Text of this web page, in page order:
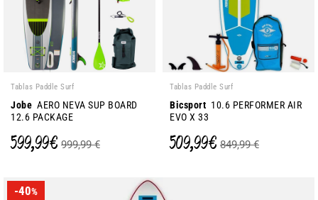
Tablas Paddle Surf
Jobe AERO NEVA SUP BOARD
12.6 PACKAGE
599,99 € 999,99 €
Tablas Paddle Surf
Bicsport 10.6 PERFORMER AIR
EVO X 33
509,99 € 849,99 €
-40%